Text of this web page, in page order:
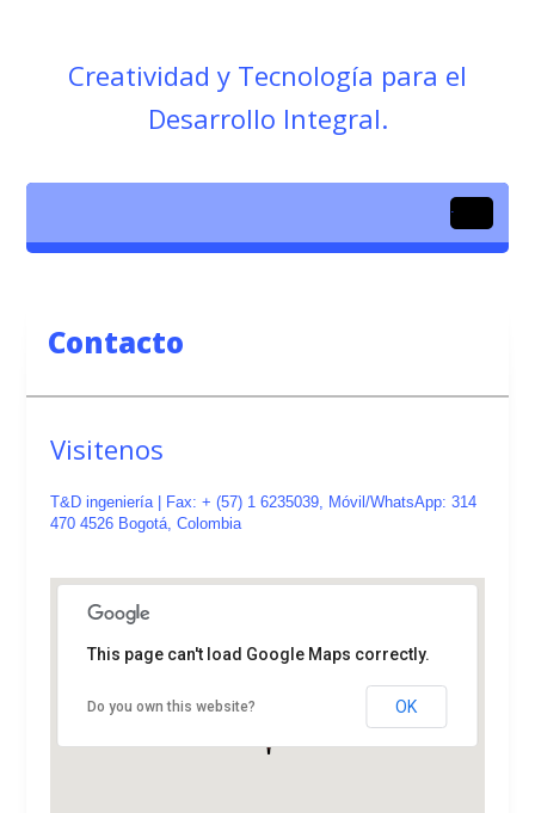
Creatividad y Tecnología para el
Desarrollo Integral.
.
Contacto
Visitenos
T&D ingeniería | Fax: + (57) 1 6235039, Móvil/WhatsApp: 314
470 4526 Bogotá, Colombia
This page can't load Google Maps correctly.
Do you own this website? OK